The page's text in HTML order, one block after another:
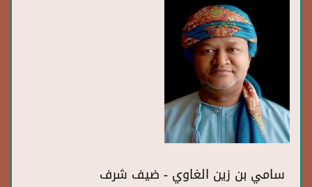
سامي بن زين الغاوي - ضيف شرف